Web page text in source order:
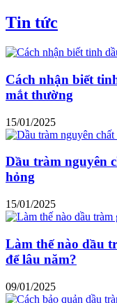
Tin tức
Cách nhận biết
mắt thường
15/01/2025
Dầu tràm nguyên
hỏng
15/01/2025
Làm thế nào dầu
để lâu năm?
09/01/2025